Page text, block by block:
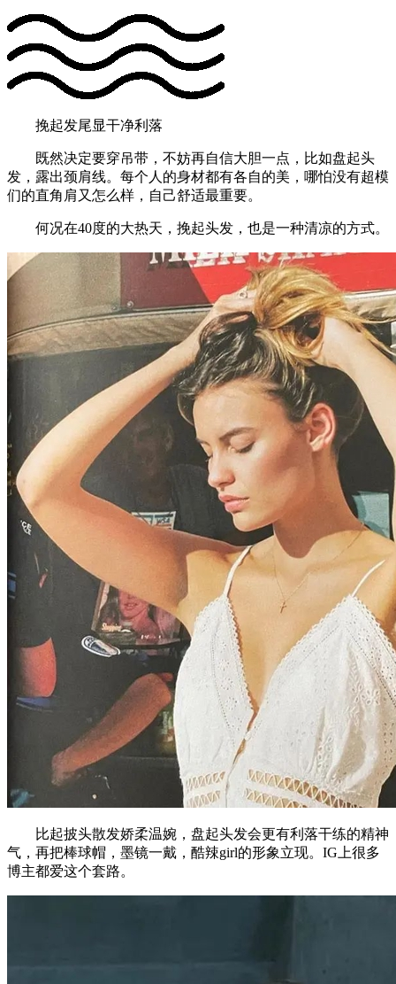
挽起发尾显干净利落
既然决定要穿吊带，不妨再自信大胆一点，比如盘起头
发，露出颈肩线。每个人的身材都有各自的美，哪怕没有超模
们的直角肩又怎么样，自己舒适最重要。
何况在40度的大热天，挽起头发，也是一种清凉的方式。
比起披头散发娇柔温婉，盘起头发会更有利落干练的精神
气，再把棒球帽，墨镜一戴，酷辣girl的形象立现。IG上很多
博主都爱这个套路。